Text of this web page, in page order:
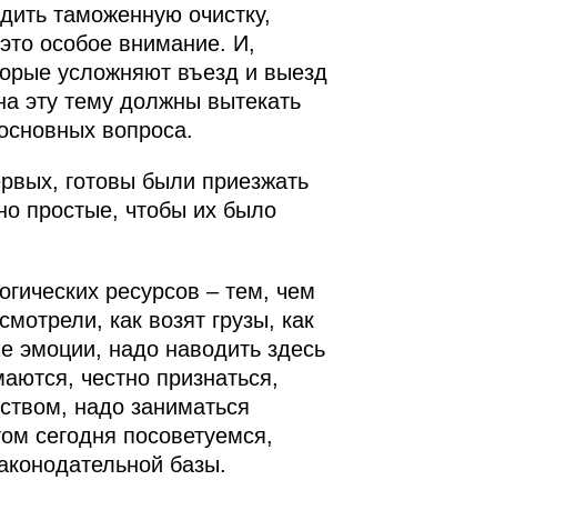
таможенную очистку,
особое внимание. И,
усложняют въезд и выезд
эту тему должны вытекать
вопроса.
готовы были приезжать
простые, чтобы их было
ресурсов – тем, чем
как возят грузы, как
эмоции, надо наводить здесь
честно признаться,
надо заниматься
сегодня посоветуемся,
базы.